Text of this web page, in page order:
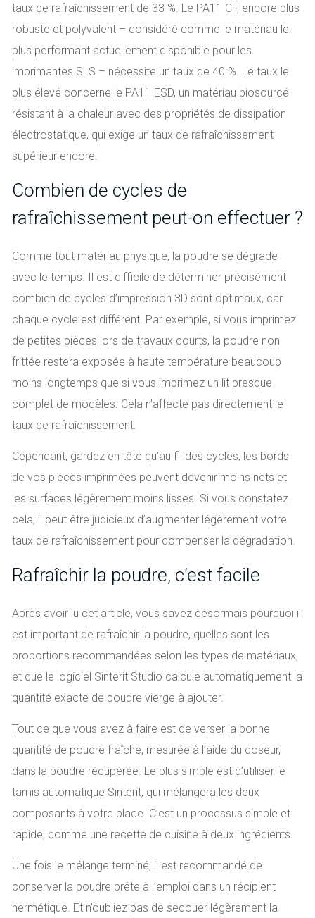
taux de rafraîchissement de 33 %. Le PA11 CF, encore plus
robuste et polyvalent – considéré comme le matériau le
plus performant actuellement disponible pour les
imprimantes SLS – nécessite un taux de 40 %. Le taux le
plus élevé concerne le PA11 ESD, un matériau biosourcé
résistant à la chaleur avec des propriétés de dissipation
électrostatique, qui exige un taux de rafraîchissement
supérieur encore.
Combien de cycles de
rafraîchissement peut-on effectuer ?
Comme tout matériau physique, la poudre se dégrade
avec le temps. Il est difficile de déterminer précisément
combien de cycles d’impression 3D sont optimaux, car
chaque cycle est différent. Par exemple, si vous imprimez
de petites pièces lors de travaux courts, la poudre non
frittée restera exposée à haute température beaucoup
moins longtemps que si vous imprimez un lit presque
complet de modèles. Cela n’affecte pas directement le
taux de rafraîchissement.
Cependant, gardez en tête qu’au fil des cycles, les bords
de vos pièces imprimées peuvent devenir moins nets et
les surfaces légèrement moins lisses. Si vous constatez
cela, il peut être judicieux d’augmenter légèrement votre
taux de rafraîchissement pour compenser la dégradation.
Rafraîchir la poudre, c’est facile
Après avoir lu cet article, vous savez désormais pourquoi il
est important de rafraîchir la poudre, quelles sont les
proportions recommandées selon les types de matériaux,
et que le logiciel Sinterit Studio calcule automatiquement la
quantité exacte de poudre vierge à ajouter.
Tout ce que vous avez à faire est de verser la bonne
quantité de poudre fraîche, mesurée à l’aide du doseur,
dans la poudre récupérée. Le plus simple est d’utiliser le
tamis automatique Sinterit, qui mélangera les deux
composants à votre place. C’est un processus simple et
rapide, comme une recette de cuisine à deux ingrédients.
Une fois le mélange terminé, il est recommandé de
conserver la poudre prête à l’emploi dans un récipient
hermétique. Et n’oubliez pas de secouer légèrement la